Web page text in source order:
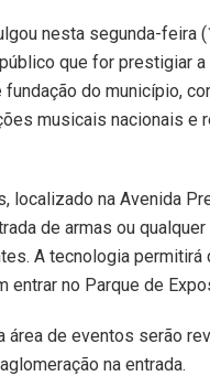
nesta segunda-feira
que for prestigiar
do município,
musicais nacionais e
localizado na Avenida
de armas ou
A tecnologia
no Parque de
área de eventos serão
na entrada.